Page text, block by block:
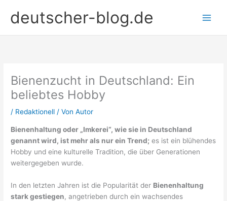
Inhaltdeutscher-blog.de
Bienenzucht in Deutschland: Ein
beliebtes Hobby
/ Redaktionell / VonAutor
Bienenhaltung oder „Imkerei“, wie sie in Deutschland
genannt wird, ist mehr als nur ein Trend; es ist ein blühendes
Hobby und eine kulturelle Tradition, die über Generationen
weitergegeben wurde.
In den letzten Jahren ist die Popularität der Bienenhaltung
stark gestiegen, angetrieben durch ein wachsendes